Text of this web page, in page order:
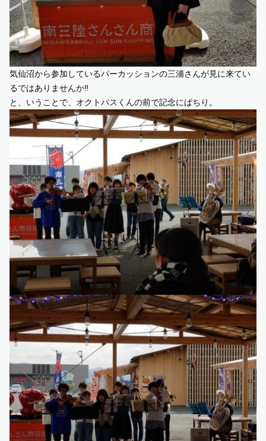
気仙沼から参加しているパーカッションの三浦さんが見に来てい
るではありませんか‼︎
と、いうことで、オクトパスくんの前で記念にぱちり。